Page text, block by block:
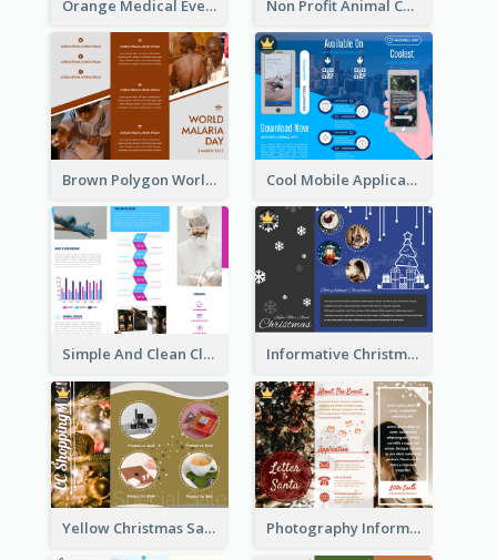
Orange Medical Event Program Tri Fold Brochure Non Profit Animal Community Tri Fold Brochure
Brown Polygon World Malaria Day Brochure Cool Mobile Application Promotional Brochure Design
Simple And Clean Clinic Brochure Design Ideas Informative Christmas Brochure With Graphics And Photos
Yellow Christmas Sale Brochure With Images Of Products Photography Informative Christmas Event Brochure